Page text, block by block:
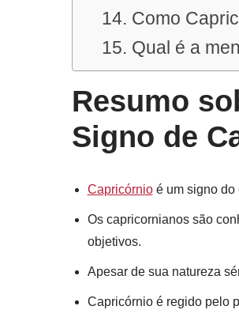
14. Como
15. Qual é a
Resumo
Signo de
Capricórnioé um signo do
Os capricornianos são
objetivos.
Apesar de sua natureza
Capricórnio é regido pelo